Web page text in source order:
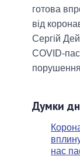
готова
від
Сергій
COVID-
Думки
нас